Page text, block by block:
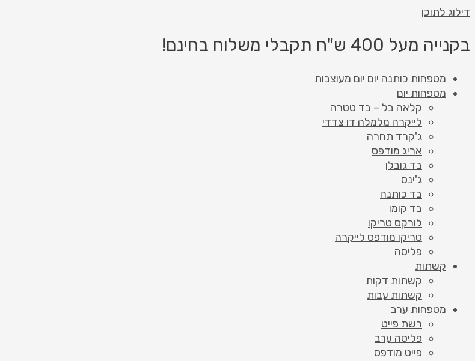
דילוג לתוכן
בקנייה מעל 400 ש"ח תקבלי משלוח בחינם!
מטפחות כותנה יום יום מעוצבות
מטפחות יום
קלאה בל – בד טטרה
לייקרה מלמלה דו צדדי
ג'קרד תחרה
אריג מודפס
בד גובלן
ג'ינס
בד כותנה
בד קומו
לורקס טריקו
טריקו מודפס לייקרה
פליסה
קשתות
קשתות דקות
קשתות עבות
מטפחות ערב
רשת פייט
פליסה ערב
פייט מודפס